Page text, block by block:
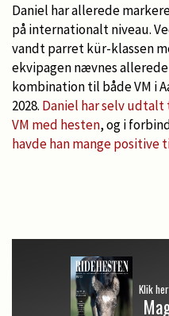
Daniel har allerede
på internationalt niveau.
vandt parret kür-klassen
ekvipagen nævnes
kombination til både VM i
2028. Daniel har selv udtalt
VM med hesten, og i
havde han mange positive
Klik